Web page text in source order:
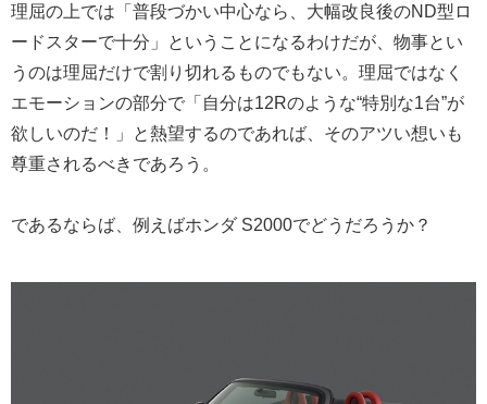
理屈の上では「普段づかい中心なら、大幅改良後のND型ロ
ードスターで十分」ということになるわけだが、物事とい
うのは理屈だけで割り切れるものでもない。理屈ではなく
エモーションの部分で「自分は12Rのような“特別な1台”が
欲しいのだ！」と熱望するのであれば、そのアツい想いも
尊重されるべきであろう。
であるならば、例えばホンダ S2000でどうだろうか？